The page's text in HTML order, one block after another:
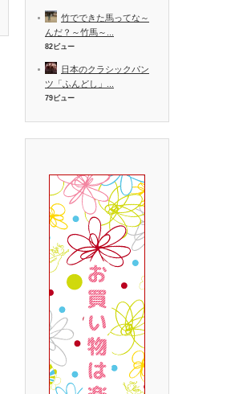
竹でできた馬ってな～
んだ？～竹馬～...
82ビュー
日本のクラシックパン
ツ「ふんどし」...
79ビュー